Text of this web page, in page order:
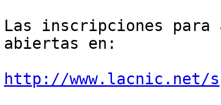
Las inscripciones
abiertas en:
http://